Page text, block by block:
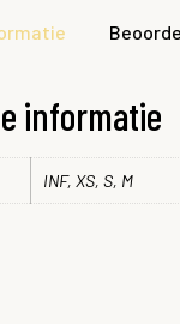
informatie
INF, XS, S, M